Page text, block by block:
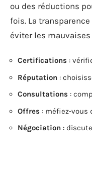
ou des réductions
fois. La
éviter les
Certifications :
Réputation :
Consultations :
Offres : méfiez-vous
Négociation :